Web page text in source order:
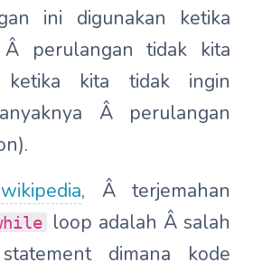
ini digunakan ketika
perulangan tidak kita
ketika kita tidak ingin
Â perulangan
wikipedia, Â terjemahan
loop adalah Â salah
dimana kode